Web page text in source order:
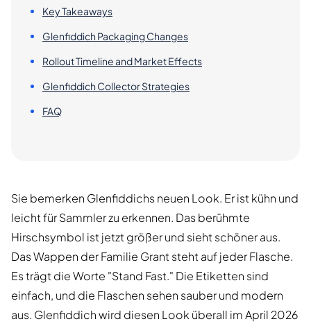
Key Takeaways
Glenfiddich Packaging Changes
Rollout Timeline and Market Effects
Glenfiddich Collector Strategies
FAQ
Sie bemerken Glenfiddichs neuen Look. Er ist kühn und
leicht für Sammler zu erkennen. Das berühmte
Hirschsymbol ist jetzt größer und sieht schöner aus.
Das Wappen der Familie Grant steht auf jeder Flasche.
Es trägt die Worte "Stand Fast." Die Etiketten sind
einfach, und die Flaschen sehen sauber und modern
aus. Glenfiddich wird diesen Look überall im April 2026